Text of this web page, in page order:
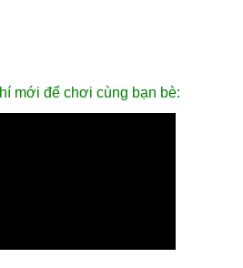
mới để chơi cùng bạn bè: